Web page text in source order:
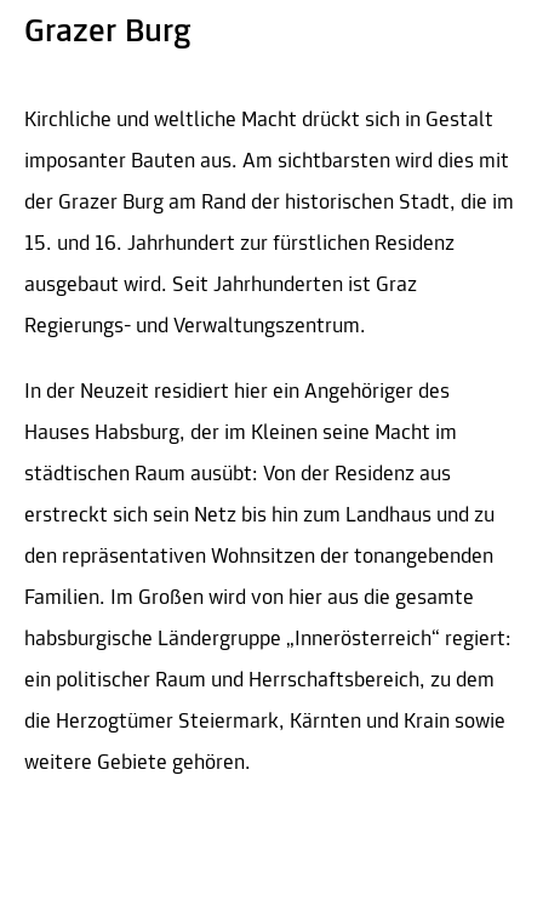
Grazer Burg
Kirchliche und weltliche Macht drückt sich in Gestalt
imposanter Bauten aus. Am sichtbarsten wird dies mit
der Grazer Burg am Rand der historischen Stadt, die im
15. und 16. Jahrhundert zur fürstlichen Residenz
ausgebaut wird. Seit Jahrhunderten ist Graz
Regierungs- und Verwaltungszentrum.
In der Neuzeit residiert hier ein Angehöriger des
Hauses Habsburg, der im Kleinen seine Macht im
städtischen Raum ausübt: Von der Residenz aus
erstreckt sich sein Netz bis hin zum Landhaus und zu
den repräsentativen Wohnsitzen der tonangebenden
Familien. Im Großen wird von hier aus die gesamte
habsburgische Ländergruppe „Innerösterreich“ regiert:
ein politischer Raum und Herrschaftsbereich, zu dem
die Herzogtümer Steiermark, Kärnten und Krain sowie
weitere Gebiete gehören.